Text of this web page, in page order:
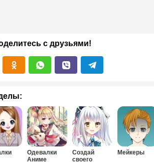
с друзьями!
Одевалки
Аниме
Создай
своего
Мейкеры